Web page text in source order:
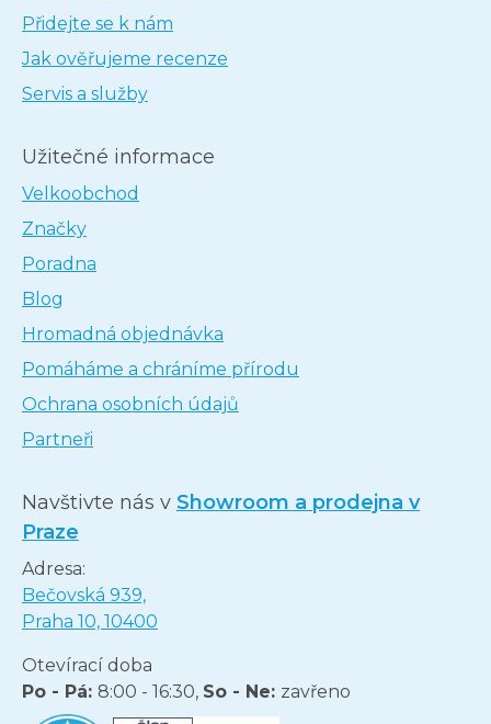
Přidejte se k nám
Jak ověřujeme recenze
Servis a služby
Užitečné informace
Velkoobchod
Značky
Poradna
Blog
Hromadná objednávka
Pomáháme a chráníme přírodu
Ochrana osobních údajů
Partneři
Navštivte nás v Showroom a prodejna v
Praze
Adresa:
Bečovská 939,
Praha 10, 10400
Otevírací doba
Po - Pá: 8:00 - 16:30, So - Ne: zavřeno